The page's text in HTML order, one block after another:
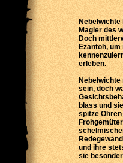
Magier des
Doch
Ezantoh,
erleben.
sein, doch
blass und
spitze
und ihre
sie